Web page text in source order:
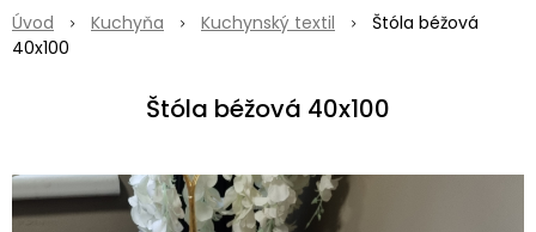
Úvod Kuchyňa Kuchynský textil
Štóla béžová
40x100
Štóla béžová 40x100